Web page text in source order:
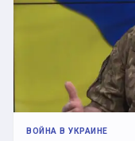
ВОЙНА В УКРАИНЕ